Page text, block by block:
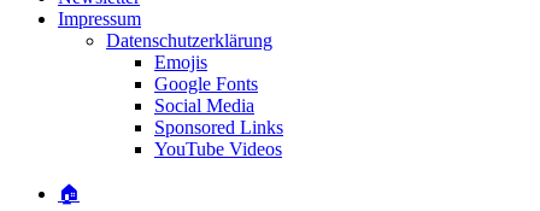
Impressum
Datenschutzerklärung
Emojis
Google Fonts
Social Media
Sponsored Links
YouTube Videos
🏠